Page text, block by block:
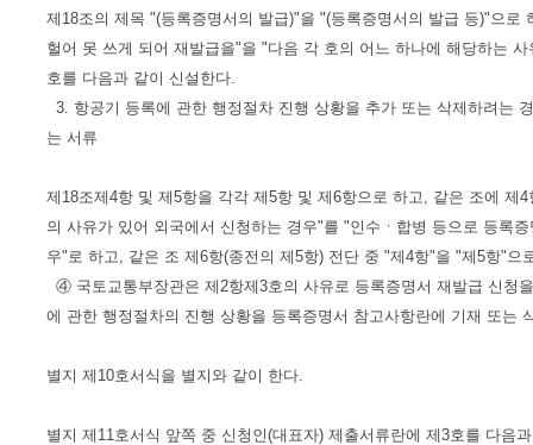
제18조의 제목 "(등록증명서의 발급)"을 "(등록증명서의 발급 등)"으
헐어 못 쓰게 되어 재발급을"을 "다음 각 호의 어느 하나에 해당하는
호를 다음과 같이 신설한다.
3. 항공기 등록에 관한 행정절차 진행 상황을 추가 또는 삭제하려는
는 서류
제18조제4항 및 제5항을 각각 제5항 및 제6항으로 하고, 같은 조에
의 사유가 있어 외국에서 신청하는 경우"를 "인수ㆍ합병 등으로 등록
우"로 하고, 같은 조 제6항(종전의 제5항) 전단 중 "제4항"을 "제5항"
④ 국토교통부장관은 제2항제3호의 사유로 등록증명서 재발급 신청
에 관한 행정절차의 진행 상황을 등록증명서 참고사항란에 기재 또는
별지 제10호서식을 별지와 같이 한다.
별지 제11호서식 앞쪽 중 신청인(대표자) 제출서류란에 제3호를 다음